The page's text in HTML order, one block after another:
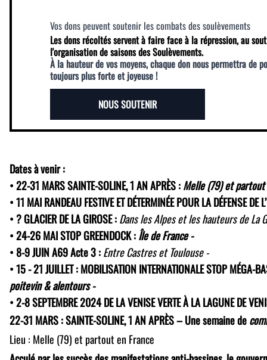
Vos dons peuvent soutenir les combats des soulèvements
Les dons récoltés servent à faire face à la répression, au
l'organisation de saisons des Soulèvements.
À la hauteur de vos moyens, chaque don nous permettra de
toujours plus forte et joyeuse !
NOUS SOUTENIR
Dates à venir :
• 22-31 MARS SAINTE-SOLINE, 1 AN APRÈS :Melle (79) et partout
• 11 MAI RANDEAU FESTIVE ET DÉTERMINÉE POUR LA DÉFENSE DE
• ? GLACIER DE LA GIROSE :Dans les Alpes et les hauteurs de La
• 24-26 MAI STOP GREENDOCK :Île de France -
• 8-9 JUIN A69 Acte 3 :Entre Castres et Toulouse -
• 15 - 21 JUILLET : MOBILISATION INTERNATIONALE STOP MÉGA-
poitevin & alentours -
• 2-8 SEPTEMBRE 2024 DE LA VENISE VERTE À LA LAGUNE DE
22-31 MARS : SAINTE-SOLINE, 1 AN APRÈS – Une semaine de
Lieu : Melle (79) et partout en France